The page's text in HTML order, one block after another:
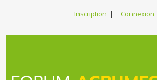
Inscription | Connexion